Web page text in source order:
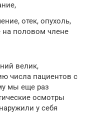
отек, опухоль,
на половом члене
велик,
числа пациентов с
мы еще раз
осмотры
у себя